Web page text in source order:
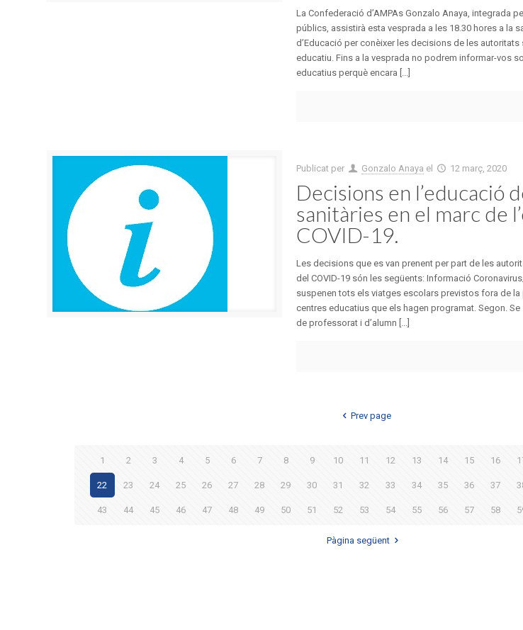
La Confederació d’AMPAs Gonzalo Anaya, integrada
públics, assistirà esta vesprada a les 18.30 hores a la
d’Educació per conèixer les decisions de les autoritats
educatiu. Fins a la vesprada no podrem informar-vos
educatius perquè encara [...]
Publicat per Gonzalo Anaya el 12 març, 2020
Decisions en l’educació
sanitàries en el marc de
COVID-19.
Les decisions que es van prenent per part de les
del COVID-19 són les següents: Informació
suspenen tots els viatges escolars previstos fora de
centres educatius que els hagen programat. Segon.
de professorat i d’alumn [...]
Prev page
1 2 3 4 5 6 7 8 9 10 11 12 13 14 15 16
22 23 24 25 26 27 28 29 30 31 32 33 34 35 36 37
43 44 45 46 47 48 49 50 51 52 53 54 55 56 57 58
Pàgina següent